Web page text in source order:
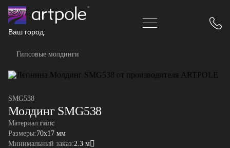
Ваш город:
Гипсовые молдинги
SMG538
Молдинг SMG538
Материал:гипс
Размеры:70x17 мм
Минимальный заказ:2.3 м